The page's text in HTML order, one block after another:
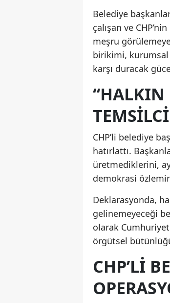
Belediye
çalışan ve
meşru
birikimi,
karşı duracak
“HALKIN
CHP’li belediye
hatırlattı.
üretmediklerini,
demokrasi
Deklarasyonda,
gelinemeyeceği
olarak
örgütsel
CHP’Lİ